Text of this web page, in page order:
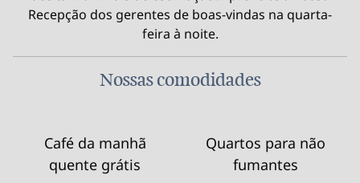
Recepção dos gerentes de boas-vindas na quarta-
feira à noite.
Nossas comodidades
Café da manhã
quente grátis
Quartos para não
fumantes